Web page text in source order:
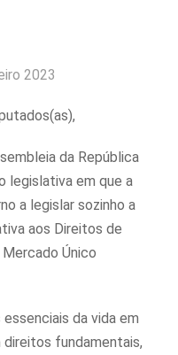
2023
da República
legislativa em que a
a legislar sozinho a
aos Direitos de
Único
da vida em
fundamentais,